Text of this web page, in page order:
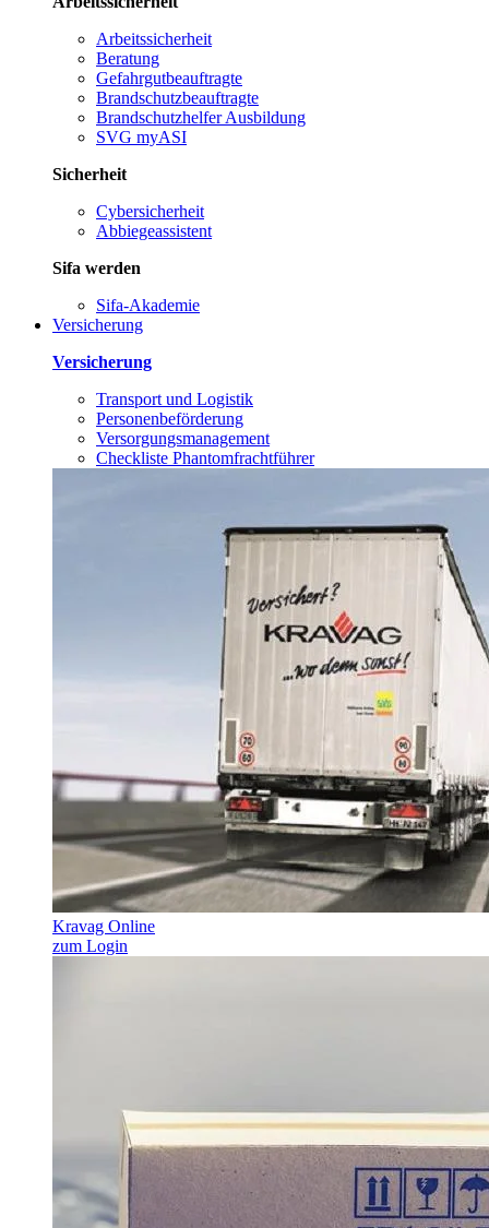
Arbeitssicherheit
Beratung
Gefahrgutbeauftragte
Brandschutzbeauftragte
Brandschutzhelfer Ausbildung
SVG myASI
Sicherheit
Cybersicherheit
Abbiegeassistent
Sifa werden
Sifa-Akademie
Versicherung
Versicherung
Transport und Logistik
Personenbeförderung
Versorgungsmanagement
Checkliste Phantomfrachtführer
Kravag Online
zum Login